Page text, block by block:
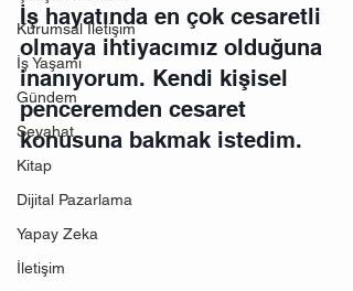
Kurumsal İletişim
İş Yaşamı
Gündem
Seyahat
Kitap
Dijital Pazarlama
Yapay Zeka
İletişim
İş hayatında en çok cesaretli
olmaya ihtiyacımız olduğuna
inanıyorum. Kendi kişisel
penceremden cesaret
konusuna bakmak istedim.